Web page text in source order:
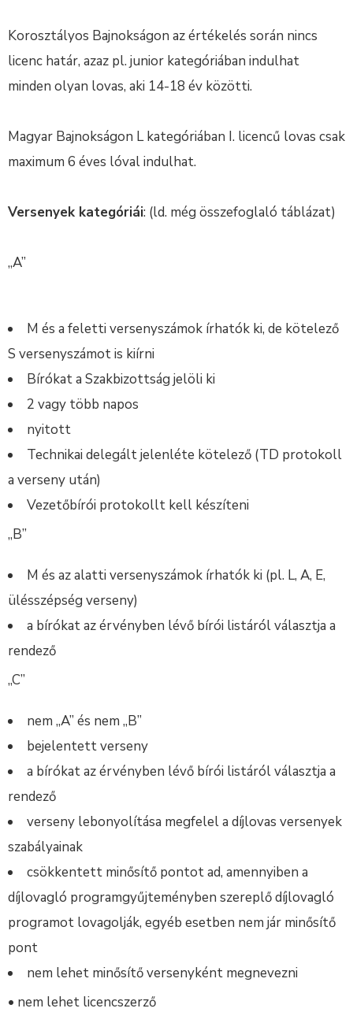
Korosztályos Bajnokságon az értékelés során nincs
licenc határ, azaz pl. junior kategóriában indulhat
minden olyan lovas, aki 14-18 év közötti.
Magyar Bajnokságon L kategóriában I. licencű lovas csak
maximum 6 éves lóval indulhat.
Versenyek kategóriái: (ld. még összefoglaló táblázat)
„A”
M és a feletti versenyszámok írhatók ki, de kötelező
S versenyszámot is kiírni
Bírókat a Szakbizottság jelöli ki
2 vagy több napos
nyitott
Technikai delegált jelenléte kötelező (TD protokoll
a verseny után)
Vezetőbírói protokollt kell készíteni
„B”
M és az alatti versenyszámok írhatók ki (pl. L, A, E,
ülésszépség verseny)
a bírókat az érvényben lévő bírói listáról választja a
rendező
„C”
nem „A” és nem „B”
bejelentett verseny
a bírókat az érvényben lévő bírói listáról választja a
rendező
verseny lebonyolítása megfelel a díjlovas versenyek
szabályainak
csökkentett minősítő pontot ad, amennyiben a
díjlovagló programgyűjteményben szereplő díjlovagló
programot lovagolják, egyéb esetben nem jár minősítő
pont
nem lehet minősítő versenyként megnevezni
• nem lehet licencszerző